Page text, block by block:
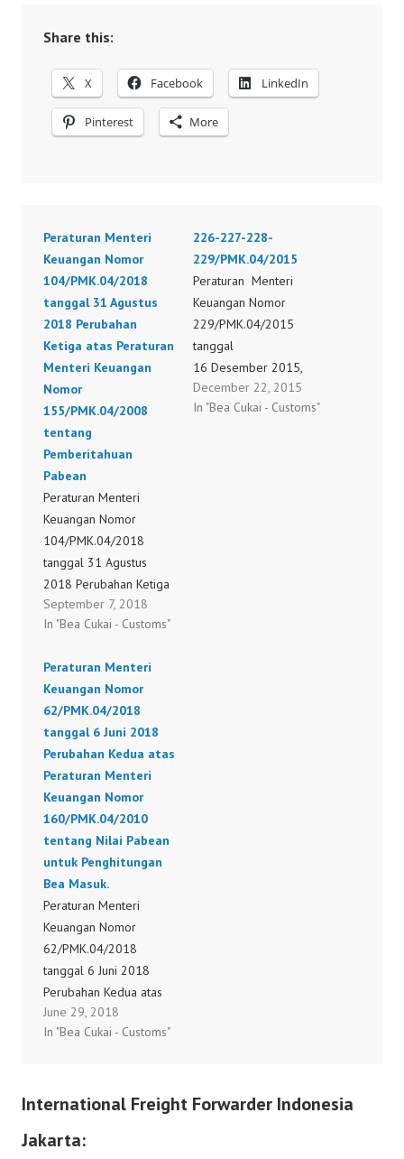
Share this:
X Facebook LinkedIn
Pinterest More
Peraturan Menteri
Keuangan Nomor
104/PMK.04/2018
tanggal 31 Agustus
2018 Perubahan
Ketiga atas Peraturan
Menteri Keuangan
Nomor
155/PMK.04/2008
tentang
Pemberitahuan
Pabean
Peraturan Menteri
Keuangan Nomor
104/PMK.04/2018
tanggal 31 Agustus
2018 Perubahan Ketiga
atas Peraturan Menteri
Keuangan Nomor
tentang Pemberitahuan
Pabean
104/PMK.04/2018
September 7, 2018
In "Bea Cukai - Customs"
226-227-228-
229/PMK.04/2015
Peraturan Menteri
Keuangan Nomor
229/PMK.04/2015
tanggal
16 Desember 2015,
tentang Mitra Utama
Kepabeanan. Peraturan
December 22, 2015
In "Bea Cukai - Customs"
Peraturan Menteri
Keuangan Nomor
62/PMK.04/2018
tanggal 6 Juni 2018
Perubahan Kedua atas
Peraturan Menteri
Keuangan Nomor
160/PMK.04/2010
tentang Nilai Pabean
untuk Penghitungan
Bea Masuk.
Peraturan Menteri
Keuangan Nomor
62/PMK.04/2018
tanggal 6 Juni 2018
Perubahan Kedua atas
Peraturan Menteri
Keuangan Nomor
untuk Penghitungan Bea
62/PMK.04/2018
June 29, 2018
In "Bea Cukai - Customs"
International Freight Forwarder Indonesia
Jakarta: